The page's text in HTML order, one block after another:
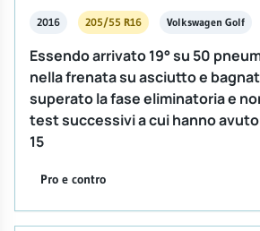
2016 205/55 R16 Volkswagen Golf
Essendo arrivato 19° su 50
nella frenata su asciutto e
superato la fase eliminatoria e
test successivi a cui hanno
15
Pro e contro